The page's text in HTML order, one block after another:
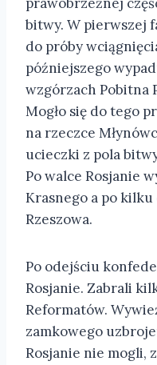
bitwy. W pierwszej
do próby
późniejszego
wzgórzach Pobitna
Mogło się do tego
na rzeczce
ucieczki z pola
Po walce Rosjanie
Krasnego a po
Rzeszowa.
Po odejściu
Rosjanie. Zabrali
Reformatów.
zamkowego
Rosjanie nie mogli,